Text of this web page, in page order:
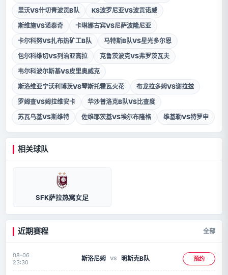
里沃VS什切青波贡B队
KS波罗尼亚VS波贡诺威
斯维施VS诺泰奇
卡琳娜古宾VS尼萨波隆尼亚
卡尔科努VS扎布热矿工B队
马特斯B队VS星光多尔恩
包尔科维切VS列治亚高拉
克鲁茨波克VS弗罗茨瓦夫
韦尔科波尔斯基VS皮里奥威克
斯洛维亚宁沃利博茨VS琴斯托霍瓦火花
布龙拉多姆VS谢拉玆
罗姆查VS姆拉维安卡
华沙普洛克B队VS比查度
苏瓦乌基VS斯维特
佐维耶茨基VS埃尔布隆格 维基勒VS特罗申
相关球队
SFK萨拉热窝女足
近期赛程 全部
08-06
23:30
斯洛尼姆 VS 明斯克B队 预约